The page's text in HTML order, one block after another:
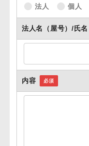
法人 個人
法人名（屋号）/氏名
内容 必須